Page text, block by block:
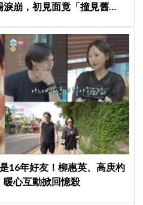
淚崩，初見面竟「撞見舊
16年好友！柳惠英、高庚杓
暖心互動掀回憶殺